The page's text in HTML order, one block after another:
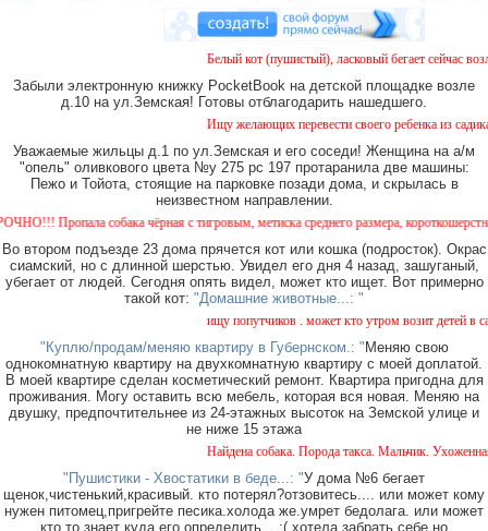
Белый кот (пушистый), ласковый бегает сейчас
Забыли электронную книжку PocketBook на детской площадке возле
д.10 на ул.Земская! Готовы отблагодарить нашедшего.
Ищу желающих перевести своего ребенка из
Уважаемые жильцы д.1 по ул.Земская и его соседи! Женщина на а/м
"опель" оливкового цвета №у 275 рс 197 протаранила две машины:
Пежо и Тойота, стоящие на парковке позади дома, и скрылась в
неизвестном направлении.
Пропала собака чёрная с тигровым, метиска среднего размера, короткошерстная.
Во втором подъезде 23 дома прячется кот или кошка (подросток). Окрас
сиамский, но с длинной шерстью. Увидел его дня 4 назад, зашуганый,
убегает от людей. Сегодня опять видел, может кто ищет. Вот примерно
такой кот: "Домашние животные...: "
ищу попутчиков . может кто утром возит детей в
"Куплю/продам/меняю квартиру в Губернском.: "Меняю свою
однокомнатную квартиру на двухкомнатную квартиру с моей доплатой.
В моей квартире сделан косметический ремонт. Квартира пригодна для
проживания. Могу оставить всю мебель, которая вся новая. Меняю на
двушку, предпочтительнее из 24-этажных высоток на Земской улице и
не ниже 15 этажа
Найдена собака. Порода такса. Мальчик.
"Пушистики - Хвостатики в беде...: "У дома №6 бегает
щенок,чистенький,красивый. кто потерял?отзовитесь.... или может кому
нужен питомец,пригрейте песика.холода же.умрет бедолага. или может
кто то знает куда его определить... :( хотела забрать себе но